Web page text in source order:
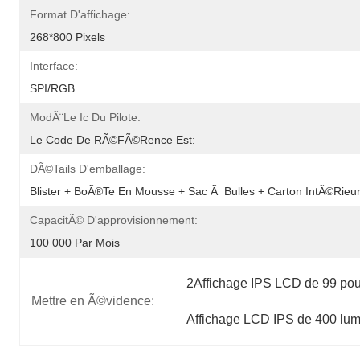
Format D'affichage:
268*800 Pixels
Interface:
SPI/RGB
ModÃ¨le Ic Du Pilote:
Le Code De RÃ©fÃ©rence Est:
DÃ©tails D'emballage:
Blister + BoÃ®te En Mousse + Sac Ã  Bulles + Carton
CapacitÃ© D'approvisionnement:
100 000 Par Mois
Mettre en Ã©vidence:
2Affichage IPS LCD de 99
Affichage LCD IPS de 400